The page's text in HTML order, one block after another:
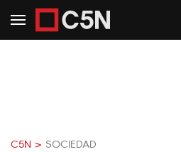
C5N > SOCIEDAD